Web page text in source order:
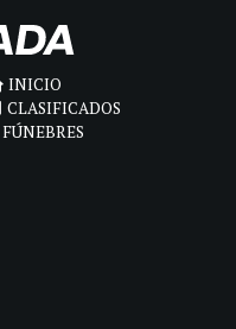
INICIO
CLASIFICADOS
FÚNEBRES